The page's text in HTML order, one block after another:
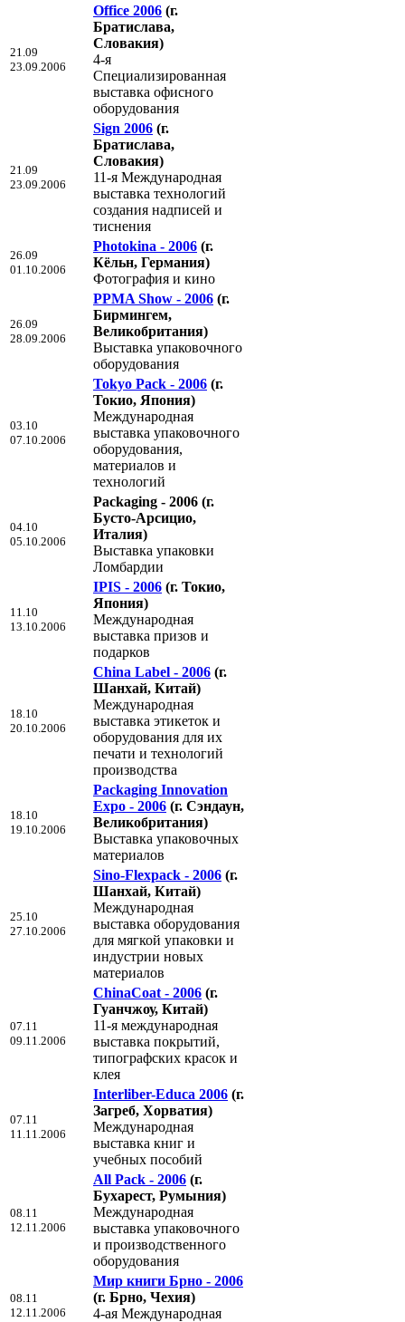
21.09
23.09.2006
Office 2006 (г.
Братислава,
Словакия)
4-я
Специализированная
выставка офисного
оборудования
21.09
23.09.2006
Sign 2006 (г.
Братислава,
Словакия)
11-я Международная
выставка технологий
создания надписей и
тиснения
26.09
01.10.2006
Photokina - 2006 (г.
Кёльн, Германия)
Фотография и кино
26.09
28.09.2006
PPMA Show - 2006 (г.
Бирмингем,
Великобритания)
Выставка упаковочного
оборудования
03.10
07.10.2006
Tokyo Pack - 2006 (г.
Токио, Япония)
Международная
выставка упаковочного
оборудования,
материалов и
технологий
04.10
05.10.2006
Packaging - 2006 (г.
Бусто-Арсицио,
Италия)
Выставка упаковки
Ломбардии
11.10
13.10.2006
IPIS - 2006 (г. Токио,
Япония)
Международная
выставка призов и
подарков
18.10
20.10.2006
China Label - 2006 (г.
Шанхай, Китай)
Международная
выставка этикеток и
оборудования для их
печати и технологий
производства
18.10
19.10.2006
Packaging Innovation
Expo - 2006 (г. Сэндаун,
Великобритания)
Выставка упаковочных
материалов
25.10
27.10.2006
Sino-Flexpack - 2006 (г.
Шанхай, Китай)
Международная
выставка оборудования
для мягкой упаковки и
индустрии новых
материалов
07.11
09.11.2006
ChinaCoat - 2006 (г.
Гуанчжоу, Китай)
11-я международная
выставка покрытий,
типографских красок и
клея
07.11
11.11.2006
Interliber-Educa 2006 (г.
Загреб, Хорватия)
Международная
выставка книг и
учебных пособий
08.11
12.11.2006
All Pack - 2006 (г.
Бухарест, Румыния)
Международная
выставка упаковочного
и производственного
оборудования
08.11
12.11.2006
Мир книги Брно - 2006
(г. Брно, Чехия)
4-ая Международная